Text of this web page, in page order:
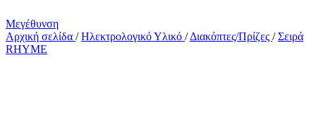
Μεγέθυνση
Αρχική σελίδα / Ηλεκτρολογικό Υλικό / Διακόπτες/Πρίζες / Σειρά
RHYME